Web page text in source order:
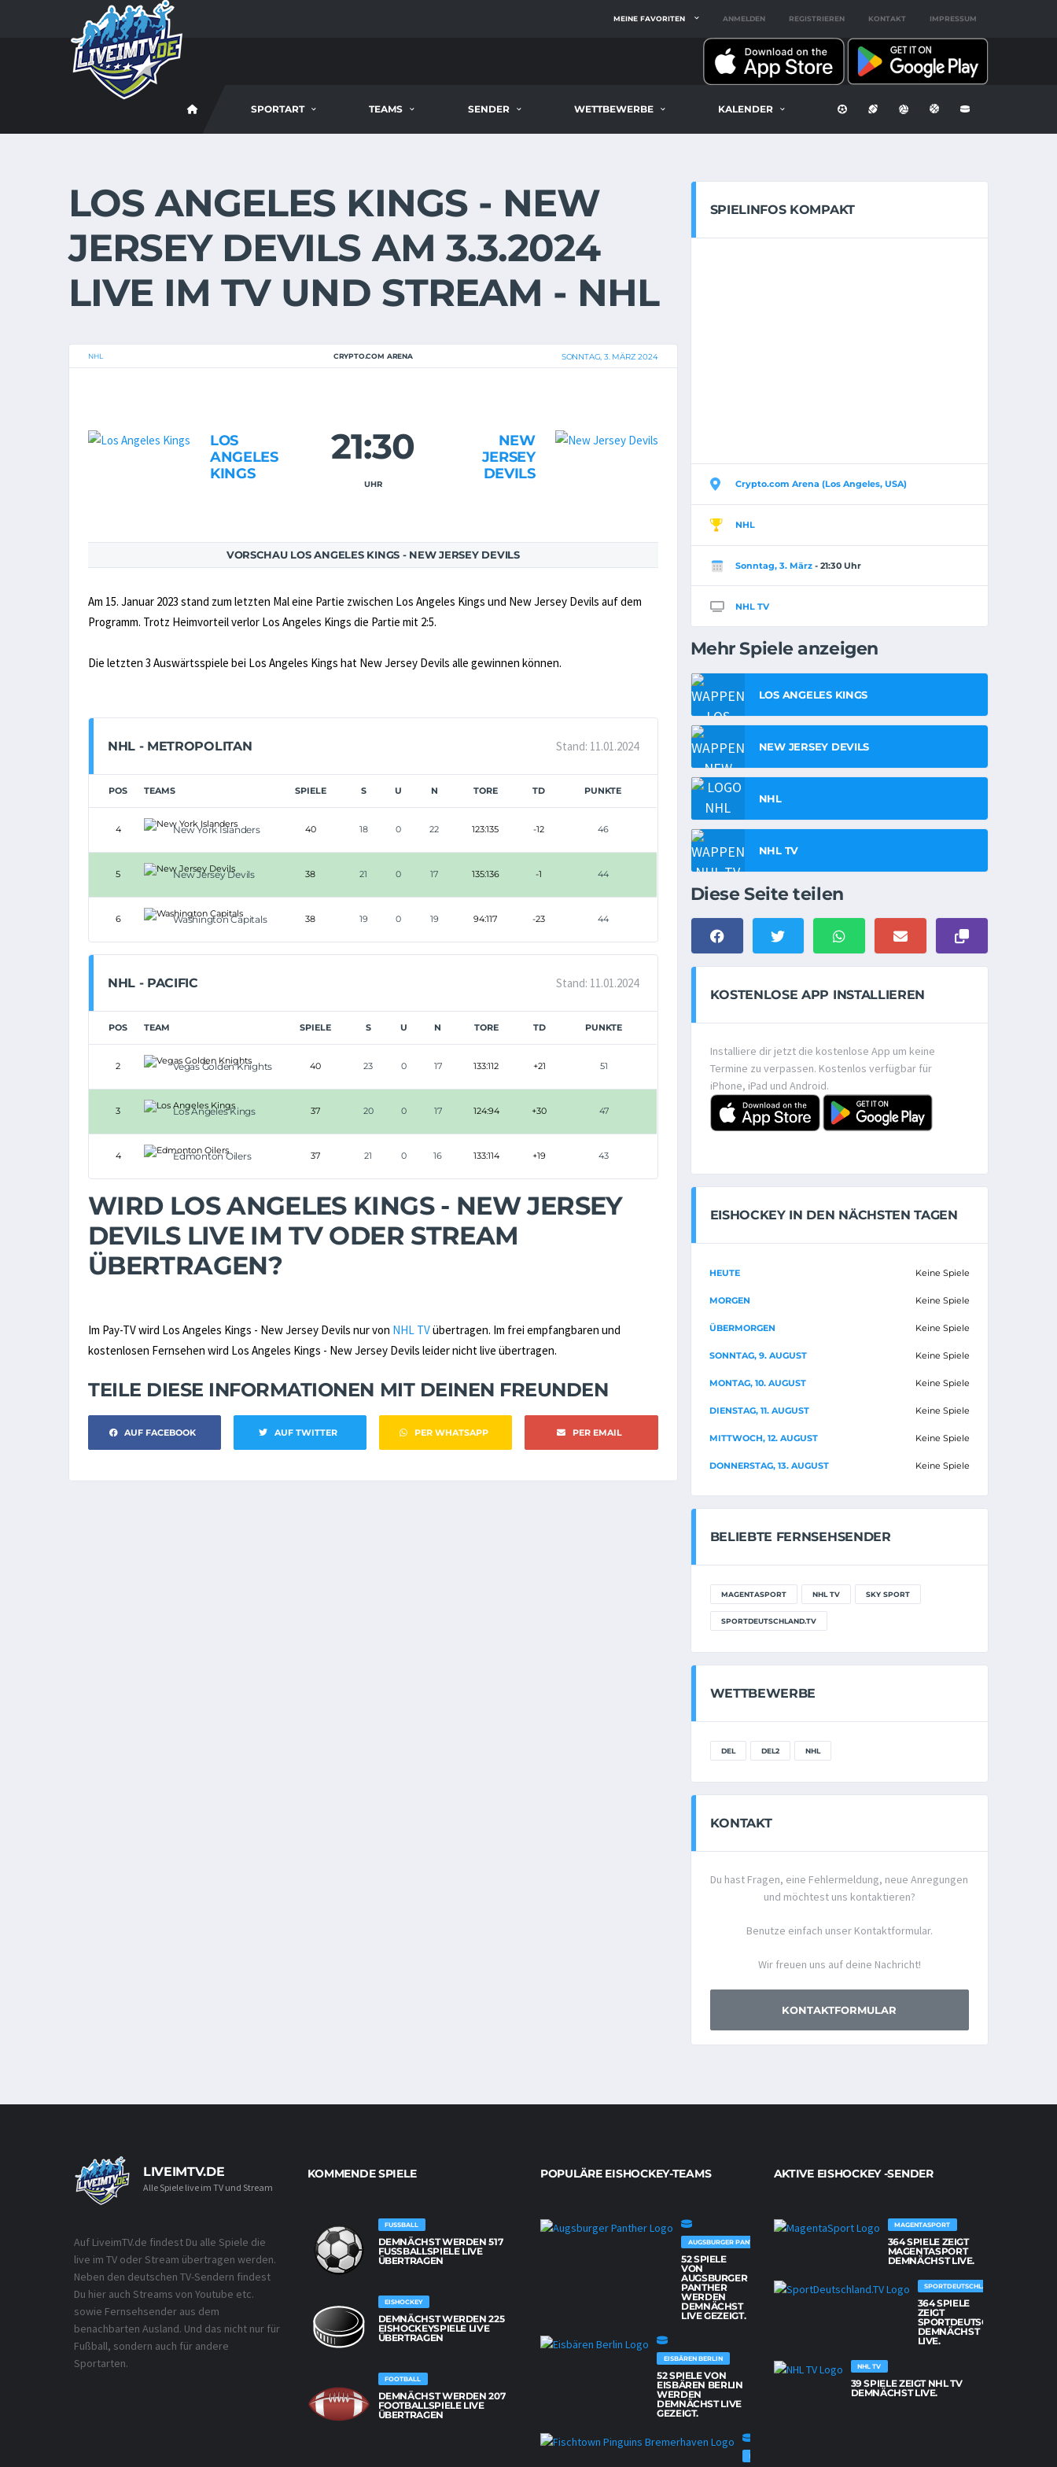
MEINE FAVORITEN ANMELDEN REGISTRIEREN KONTAKT IMPRESSUM
SPORTART TEAMS SENDER WETTBEWERBE KALENDER
LOS ANGELES KINGS - NEW
JERSEY DEVILS AM 3.3.2024
LIVE IM TV UND STREAM - NHL
NHL CRYPTO.COM ARENA SONNTAG, 3. MÄRZ 2024
LOS
ANGELES
KINGS
21:30
UHR
NEW
JERSEY
DEVILS
VORSCHAU LOS ANGELES KINGS - NEW JERSEY DEVILS
Am 15. Januar 2023 stand zum letzten Mal eine Partie zwischen Los Angeles Kings und New Jersey Devils auf dem
Programm. Trotz Heimvorteil verlor Los Angeles Kings die Partie mit 2:5.
Die letzten 3 Auswärtsspiele bei Los Angeles Kings hat New Jersey Devils alle gewinnen können.
NHL - METROPOLITAN Stand: 11.01.2024
POS TEAMS SPIELE S U N TORE TD PUNKTE
4 New York Islanders 40 18 0 22 123:135 -12 46
5 New Jersey Devils 38 21 0 17 135:136 -1 44
6 Washington Capitals 38 19 0 19 94:117 -23 44
NHL - PACIFIC Stand: 11.01.2024
POS TEAM SPIELE S U N TORE TD PUNKTE
2 Vegas Golden Knights 40 23 0 17 133:112 +21 51
3 Los Angeles Kings 37 20 0 17 124:94 +30 47
4 Edmonton Oilers 37 21 0 16 133:114 +19 43
WIRD LOS ANGELES KINGS - NEW JERSEY
DEVILS LIVE IM TV ODER STREAM
ÜBERTRAGEN?
Im Pay-TV wird Los Angeles Kings - New Jersey Devils nur von NHL TVübertragen. Im frei empfangbaren und
kostenlosen Fernsehen wird Los Angeles Kings - New Jersey Devils leider nicht live übertragen.
TEILE DIESE INFORMATIONEN MIT DEINEN FREUNDEN
AUF FACEBOOK AUF TWITTER PER WHATSAPP PER EMAIL
SPIELINFOS KOMPAKT
Crypto.com Arena (Los Angeles, USA)
NHL
Sonntag, 3. März- 21:30 Uhr
NHL TV
Mehr Spiele anzeigen
LOS ANGELES KINGS
NEW JERSEY DEVILS
NHL
NHL TV
Diese Seite teilen
KOSTENLOSE APP INSTALLIEREN
Installiere dir jetzt die kostenlose App um keine
Termine zu verpassen. Kostenlos verfügbar für
iPhone, iPad und Android.
EISHOCKEY IN DEN NÄCHSTEN TAGEN
HEUTE Keine Spiele
MORGEN Keine Spiele
ÜBERMORGEN Keine Spiele
SONNTAG, 9. AUGUST Keine Spiele
MONTAG, 10. AUGUST Keine Spiele
DIENSTAG, 11. AUGUST Keine Spiele
MITTWOCH, 12. AUGUST Keine Spiele
DONNERSTAG, 13. AUGUST Keine Spiele
BELIEBTE FERNSEHSENDER
MAGENTASPORT NHL TV SKY SPORT
SPORTDEUTSCHLAND.TV
WETTBEWERBE
DEL DEL2 NHL
KONTAKT
Du hast Fragen, eine Fehlermeldung, neue Anregungen
und möchtest uns kontaktieren?
Benutze einfach unser Kontaktformular.
Wir freuen uns auf deine Nachricht!
KONTAKTFORMULAR
LIVEIMTV.DE
Alle Spiele live im TV und Stream
Auf LiveimTV.de findest Du alle Spiele die
live im TV oder Stream übertragen werden.
Neben den deutschen TV-Sendern findest
Du hier auch Streams von Youtube etc.
sowie Fernsehsender aus dem
benachbarten Ausland. Und das nicht nur für
Fußball, sondern auch für andere
Sportarten.
KOMMENDE SPIELE
FUSSBALL
DEMNÄCHST WERDEN 517
FUSSBALLSPIELE LIVE Ü
BERTRAGEN
EISHOCKEY
DEMNÄCHST WERDEN 225
EISHOCKEYSPIELE LIVE
ÜBERTRAGEN
FOOTBALL
DEMNÄCHST WERDEN 207
FOOTBALLSPIELE LIVE
ÜBERTRAGEN
POPULÄRE EISHOCKEY-TEAMS
AUGSBURGER PANTHER
52 SPIELE
VON
AUGSBURGER
PANTHER
WERDEN
DEMNÄCHST
LIVE GEZEIGT.
EISBÄREN BERLIN
52 SPIELE VON
EISBÄREN BERLIN
WERDEN
DEMNÄCHST LIVE
GEZEIGT.
FISCHTOWN PINGUINS BREMERHAVEN
AKTIVE EISHOCKEY -SENDER
MAGENTASPORT
364 SPIELE ZEIGT
MAGENTASPORT
DEMNÄCHST LIVE.
SPORTDEUTSCHLAND.TV
364 SPIELE
ZEIGT
SPORTDEUTSCHLAND.TV
DEMNÄCHST
LIVE.
NHL TV
39 SPIELE ZEIGT NHL TV
DEMNÄCHST LIVE.